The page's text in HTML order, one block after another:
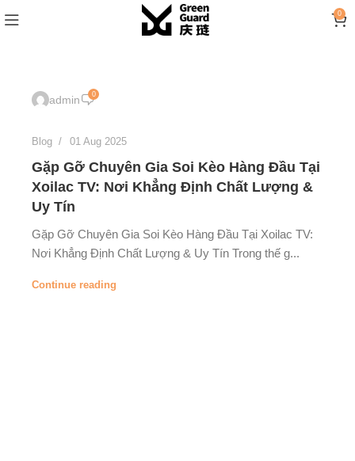
0
admin 0
Blog 01 Aug 2025
Gặp Gỡ Chuyên Gia Soi Kèo Hàng Đầu Tại
Xoilac TV: Nơi Khẳng Định Chất Lượng &
Uy Tín
Gặp Gỡ Chuyên Gia Soi Kèo Hàng Đầu Tại Xoilac TV:
Nơi Khẳng Định Chất Lượng & Uy Tín Trong thế g...
Continue reading